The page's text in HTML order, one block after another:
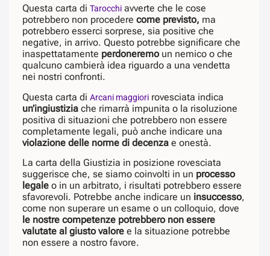
Questa carta di Tarocchiavverte che le cose
potrebbero non procedere come previsto, ma
potrebbero esserci sorprese, sia positive che
negative, in arrivo. Questo potrebbe significare che
inaspettatamente perdoneremoun nemico o che
qualcuno cambierà idea riguardo a una vendetta
nei nostri confronti.
Questa carta di Arcani maggiorirovesciata indica
un’ingiustiziache rimarrà impunita o la risoluzione
positiva di situazioni che potrebbero non essere
completamente legali, può anche indicare una
violazione delle norme di decenzae onestà.
La carta della Giustizia in posizione rovesciata
suggerisce che, se siamo coinvolti in un processo
legaleo in un arbitrato, i risultati potrebbero essere
sfavorevoli. Potrebbe anche indicare un insuccesso,
come non superare un esame o un colloquio, dove
le nostre competenze potrebbero non essere
valutate al giusto valoree la situazione potrebbe
non essere a nostro favore.